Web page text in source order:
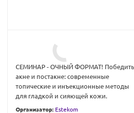
СЕМИНАР - ОЧНЫЙ ФОРМАТ! Победить
акне и постакне: современные
топические и инъекционные методы
для гладкой и сияющей кожи.
Организатор: Estekom